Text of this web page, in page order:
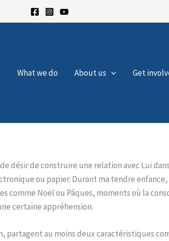
What we do About us Get
désir de construire une relation avec Lui
ou papier. Durant ma tendre
comme Noël ou Pâques, moments où la
certaine appréhension.
partagent au moins deux caractéristiques